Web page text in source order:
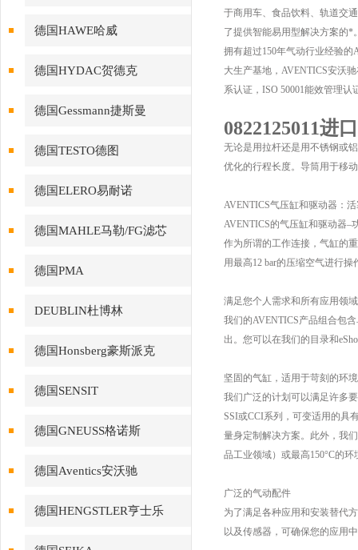
德国HAWE哈威
德国HYDAC贺德克
德国Gessmann捷斯曼
德国TESTO德图
德国ELERO易耐诺
德国MAHLE马勒/FG滤芯
德国PMA
DEUBLIN杜博林
德国Honsberg豪斯派克
德国SENSIT
德国GNEUSS格诺斯
德国Aventics安沃驰
德国HENGSTLER亨士乐
于商用车、食品饮料、轨道交
了提供智能易用型解决方案的*
拥有超过150年气动行业经验的
大生产基地，AVENTICS安沃
系认证，ISO 50001能效管理认
0822125011进
无论是用拉杆还是用不锈钢或
优化的行程长度。导筒用于移
AVENTICS气压缸和驱动器：
AVENTICS的气压缸和驱动器–
作为所谓的工作连接，气缸的
用最高12 bar的压缩空气进行
满足您个人需求和所有应用领
我们的AVENTICS产品组合包
出。您可以在我们的目录和
坚固的气缸，适用于苛刻的环
我们广泛的计划可以满足许多
SSI或CCI系列，可变适用的具
量身定制解决方案。此外，我
品工业领域）或最高150°C的环
广泛的气动配件
为了满足各种应用和安装替代
以及传感器，可确保您的应用